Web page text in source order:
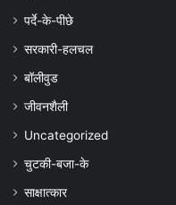
पर्दे-के-पीछे
सरकारी-हलचल
बॉलीवुड
जीवनशैली
Uncategorized
चुटकी-बजा-के
साक्षात्कार